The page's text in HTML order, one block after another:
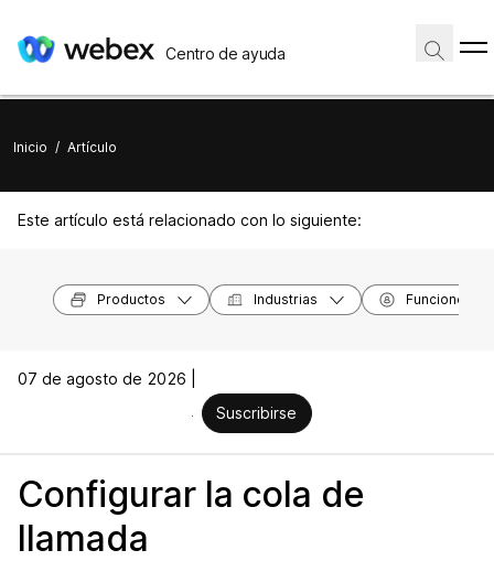
Centro de ayuda
Inicio / Artículo
Este artículo está relacionado con lo siguiente:
Productos Industrias Funciones
07 de agosto de 2026 |
Suscribirse
Configurar la cola de
llamada